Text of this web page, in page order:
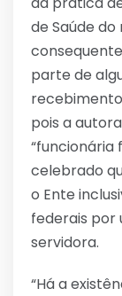
de Saúde
parte de
pois a
“funcionária
celebrado
o Ente
federais por
servidora.
“Há a